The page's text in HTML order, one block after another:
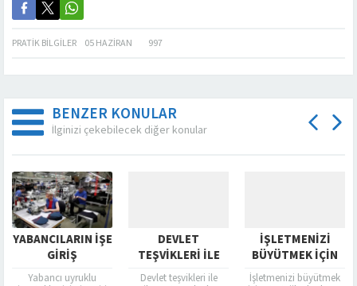
PRATIK BILGILER 05 HAZIRAN 997
BENZER KONULAR
İlginizi çekebilecek diğer konular
YABANCILARIN İŞE
GIRIŞ
BILDIRGELERINDE
Yabancı uyruklu
DEVLET
TEŞVIKLERI ILE
İHRACATINIZI
Devlet teşvikleri ile
İŞLETMENIZI
BÜYÜTMEK İÇIN
STRATEJIK
İşletmenizi büyütmek